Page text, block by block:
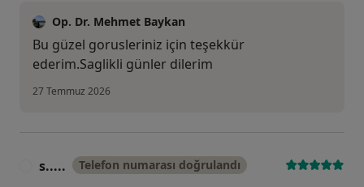
Op. Dr. Mehmet Baykan
Bu güzel gorusleriniz için teşekkür
ederim.Saglikli günler dilerim
27 Temmuz 2026
s..... Telefon numarası doğrulandı